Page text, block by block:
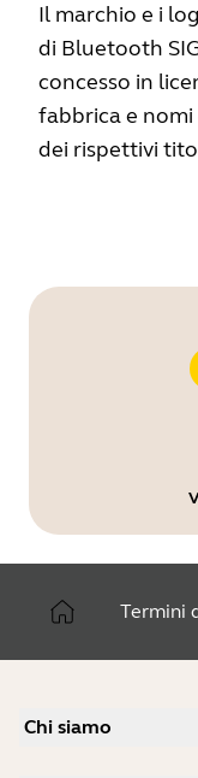
Il marchio e i
di Bluetooth
concesso in
fabbrica e
dei rispettivi
Termini
Chi siamo